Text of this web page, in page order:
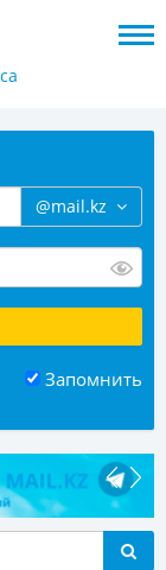
@mail.kz
Запомнить